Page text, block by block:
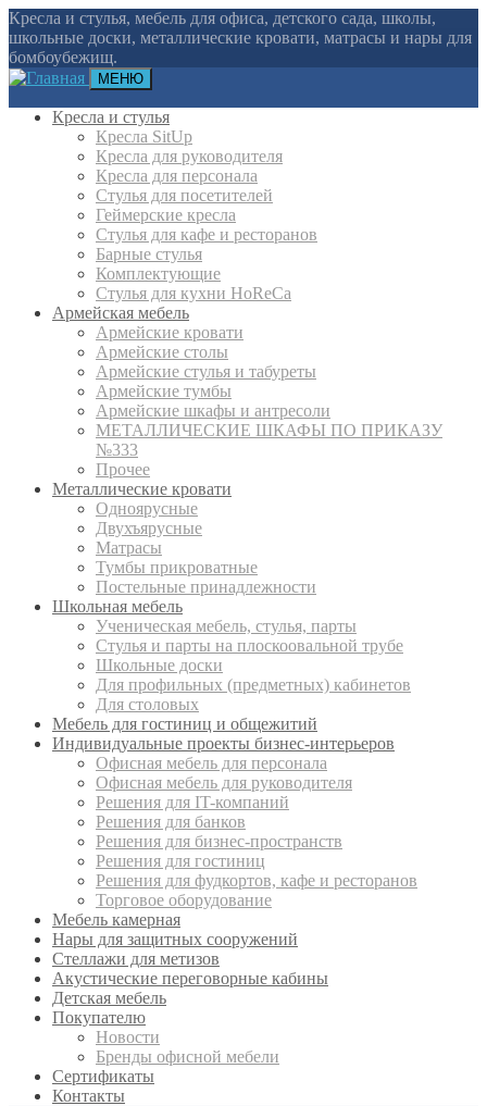
Кресла и стулья, мебель для офиса, детского сада, школы,
школьные доски, металлические кровати, матрасы и нары для
бомбоубежищ.
МЕНЮ
Кресла и стулья
Кресла SitUp
Кресла для руководителя
Кресла для персонала
Стулья для посетителей
Геймерские кресла
Cтулья для кафе и ресторанов
Барные стулья
Комплектующие
Стулья для кухни HoReCa
Армейская мебель
Армейские кровати
Армейские столы
Армейские стулья и табуреты
Армейские тумбы
Армейские шкафы и антресоли
МЕТАЛЛИЧЕСКИЕ ШКАФЫ ПО ПРИКАЗУ
№333
Прочее
Металлические кровати
Одноярусные
Двухъярусные
Матрасы
Тумбы прикроватные
Постельные принадлежности
Школьная мебель
Ученическая мебель, стулья, парты
Стулья и парты на плоскоовальной трубе
Школьные доски
Для профильных (предметных) кабинетов
Для столовых
Мебель для гостиниц и общежитий
Индивидуальные проекты бизнес-интерьеров
Офисная мебель для персонала
Офисная мебель для руководителя
Решения для IT-компаний
Решения для банков
Решения для бизнес-пространств
Решения для гостиниц
Решения для фудкортов, кафе и ресторанов
Торговое оборудование
Мебель камерная
Нары для защитных сооружений
Стеллажи для метизов
Акустические переговорные кабины
Детская мебель
Покупателю
Новости
Бренды офисной мебели
Сертификаты
Контакты